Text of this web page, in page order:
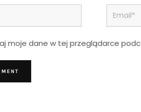
moje dane w tej przeglądarce